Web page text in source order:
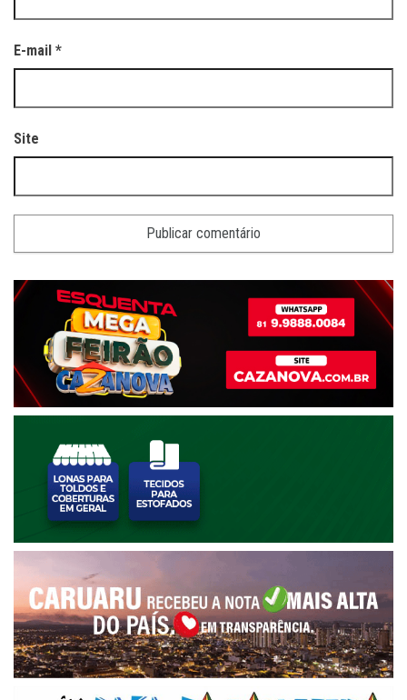
E-mail *
Site